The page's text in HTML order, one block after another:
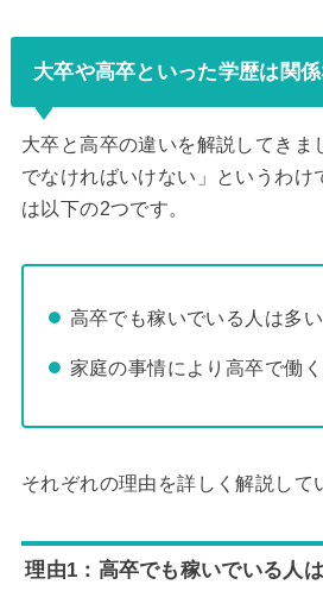
大卒や高卒といった学歴は関
大卒と高卒の違いを解説してきま
でなければいけない」というわけ
は以下の2つです。
高卒でも稼いでいる人は多
家庭の事情により高卒で働
それぞれの理由を詳しく解説して
理由1：高卒でも稼いでいる人